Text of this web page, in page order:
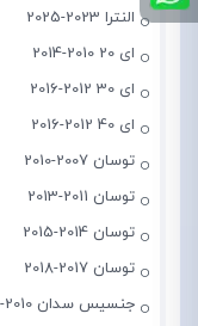
النترا 2023-2025
ای 20 2010-2014
ای 30 2012-2016
ای 40 2012-2016
توسان 2007-2010
توسان 2011-2013
توسان 2014-2015
توسان 2017-2018
جنسیس سدان 2010-2013